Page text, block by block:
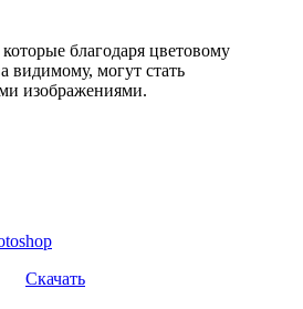
благодаря цветовому
видимому, могут стать
изображениями.
Скачать